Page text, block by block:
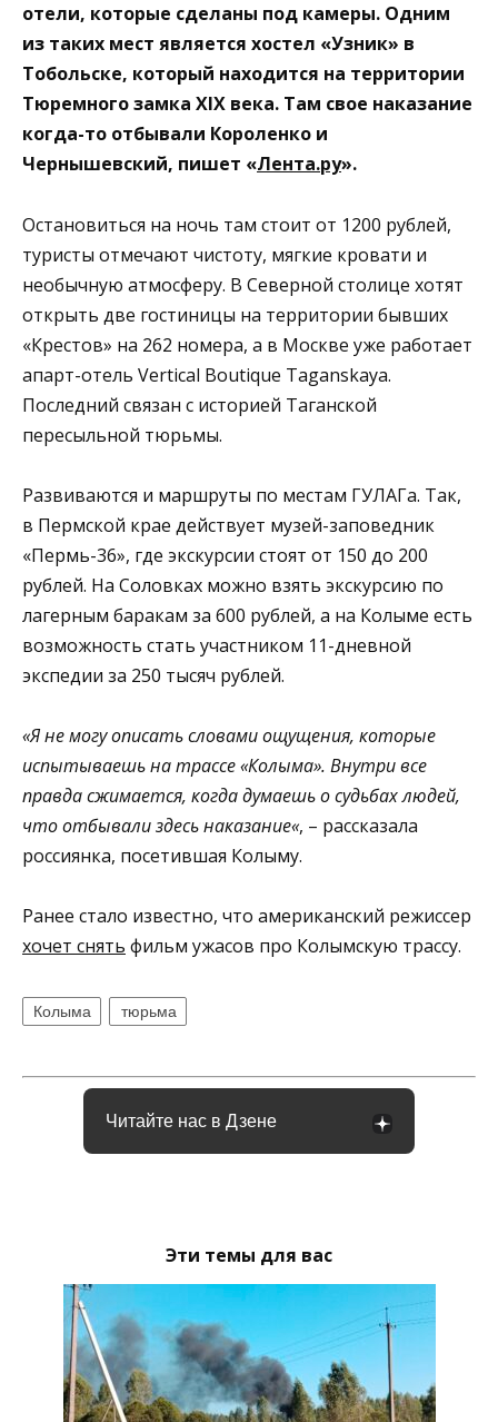
отели, которые сделаны под камеры. Одним
из таких мест является хостел «Узник» в
Тобольске, который находится на территории
Тюремного замка XIX века. Там свое наказание
когда-то отбывали Короленко и
Чернышевский, пишет «Лента.ру».
Остановиться на ночь там стоит от 1200 рублей,
туристы отмечают чистоту, мягкие кровати и
необычную атмосферу. В Северной столице хотят
открыть две гостиницы на территории бывших
«Крестов» на 262 номера, а в Москве уже работает
апарт-отель Vertical Boutique Taganskaya.
Последний связан с историей Таганской
пересыльной тюрьмы.
Развиваются и маршруты по местам ГУЛАГа. Так,
в Пермской крае действует музей-заповедник
«Пермь-36», где экскурсии стоят от 150 до 200
рублей. На Соловках можно взять экскурсию по
лагерным баракам за 600 рублей, а на Колыме есть
возможность стать участником 11-дневной
экспедии за 250 тысяч рублей.
«Я не могу описать словами ощущения, которые
испытываешь на трассе «Колыма». Внутри все
правда сжимается, когда думаешь о судьбах людей,
что отбывали здесь наказание«, – рассказала
россиянка, посетившая Колыму.
Ранее стало известно, что американский режиссер
хочет снять фильм ужасов про Колымскую трассу.
Колыма тюрьма
Читайте нас в Дзене
Эти темы для вас